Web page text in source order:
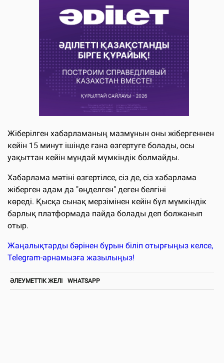
Жіберілген хабарламаның мазмұнын оны жібергеннен
кейін 15 минут ішінде ғана өзгертуге болады, осы
уақыттан кейін мұндай мүмкіндік болмайды.
Хабарлама мәтіні өзгертілсе, сіз де, сіз хабарлама
жіберген адам да "өңделген" деген белгіні
көреді. Қысқа сынақ мерзімінен кейін бұл мүмкіндік
барлық платформада пайда болады деп болжанып
отыр.
Жаңалықтарды бәрінен бұрын біліп отырғыңыз келсе,
Telegram-арнамызға жазылыңыз!
ӘЛЕУМЕТТІК ЖЕЛІ WHATSAPP